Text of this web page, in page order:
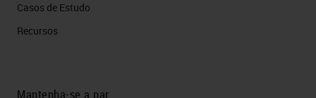
Casos de Estudo
Recursos
Mantenha-se a par